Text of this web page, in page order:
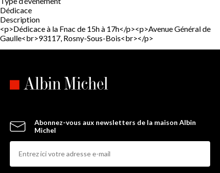
Dédicace
Description
<p>Dédicace à la Fnac de 15h à 17h</p><p>Avenue Général de
Gaulle<br>93117, Rosny-Sous-Bois<br></p>
Abonnez-vous aux newsletters de la maison Albin
Michel